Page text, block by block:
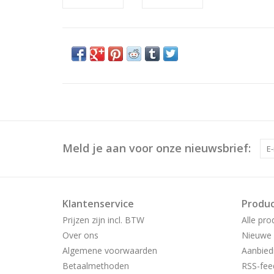
Meld je aan voor onze nieuwsbrief:
Klantenservice
Prijzen zijn incl. BTW
Over ons
Algemene voorwaarden
Betaalmethoden
Alle
RSS-